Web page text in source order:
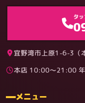
料金
タ
宜野湾市上原1-6-3（
本店 10:00〜21:00
メニュー